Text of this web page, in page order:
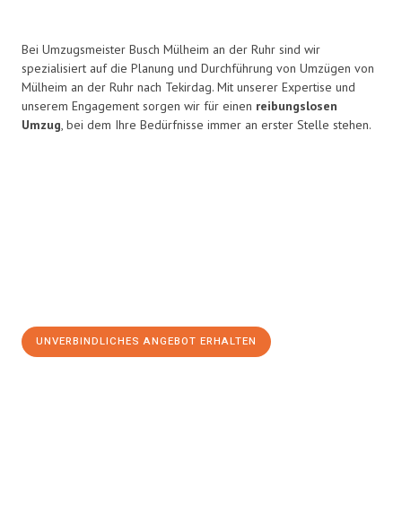
Bei Umzugsmeister Busch Mülheim an der Ruhr sind wir
spezialisiert auf die Planung und Durchführung von Umzügen von
Mülheim an der Ruhr nach Tekirdag. Mit unserer Expertise und
unserem Engagement sorgen wir für einen reibungslosen
Umzug, bei dem Ihre Bedürfnisse immer an erster Stelle stehen.
UNVERBINDLICHES ANGEBOT ERHALTEN